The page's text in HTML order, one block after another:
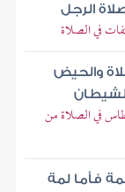
الرجل
في الصلاة
والحيض
في الصلاة من
فأما لمة